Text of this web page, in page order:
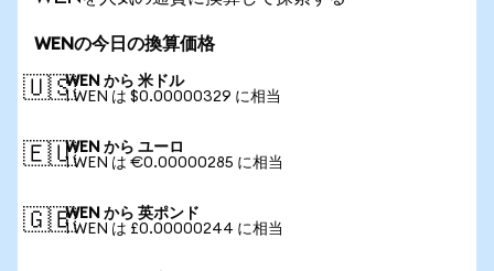
WENの今日の換算価格
🇺🇸WEN から 米ドル
1 WEN は $0.00000329 に相当
🇪🇺WEN から ユーロ
1 WEN は €0.00000285 に相当
🇬🇧WEN から 英ポンド
1 WEN は £0.00000244 に相当